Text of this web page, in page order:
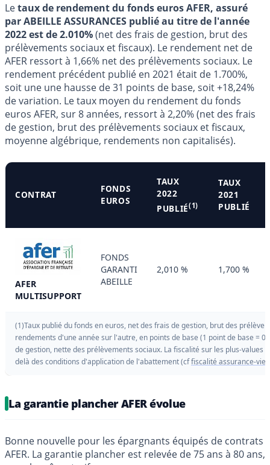
Letaux de rendement du fonds euros AFER, assuré
par ABEILLE ASSURANCES publié au titre de l'année
2022 est de 2.010%(net des frais de gestion, brut des
prélèvements sociaux et fiscaux). Le rendement net de
AFER ressort à 1,66% net des prélèvements sociaux. Le
rendement précédent publié en 2021 était de 1.700%,
soit une une hausse de 31 points de base, soit +18,24%
de variation. Le taux moyen du rendement du fonds
euros AFER, sur 8 années, ressort à 2,20% (net des frais
de gestion, brut des prélèvements sociaux et fiscaux,
moyenne algébrique, rendements non capitalisés).
CONTRAT
FONDS
EUROS
TAUX
2022
PUBLIÉ(1)
TAUX
2021
PUBLIÉ
AFER
MULTISUPPORT
FONDS
GARANTI
ABEILLE
2,010 % 1,700 %
(1)Taux publié du fonds en euros, net des frais de gestion, brut des
rendements d'une année sur l'autre, en points de base (1 point de base =
de gestion, nette des prélèvements sociaux. La fiscalité sur les plus-
delà des conditions d'application de l'abattement (cffiscalité assurance-vie
La garantie plancher AFER évolue
Bonne nouvelle pour les épargnants équipés de contrats
AFER. La garantie plancher est relevée de 75 ans à 80 ans,